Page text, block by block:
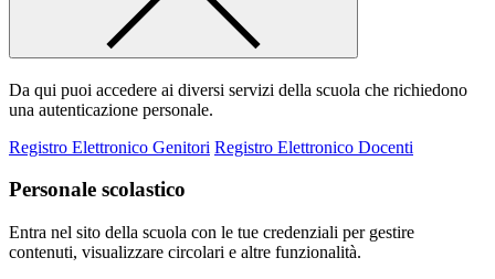
Da qui puoi accedere ai diversi servizi della scuola che richiedono
una autenticazione personale.
Registro Elettronico Genitori Registro Elettronico Docenti
Personale scolastico
Entra nel sito della scuola con le tue credenziali per gestire
contenuti, visualizzare circolari e altre funzionalità.